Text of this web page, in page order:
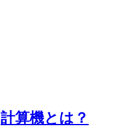
計算機とは？